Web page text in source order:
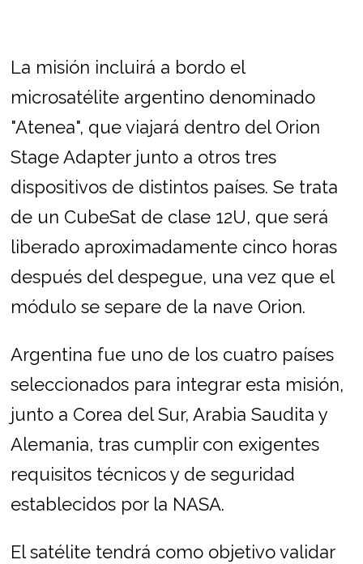
La misión incluirá a bordo el
microsatélite argentino denominado
"Atenea", que viajará dentro del Orion
Stage Adapter junto a otros tres
dispositivos de distintos países. Se trata
de un CubeSat de clase 12U, que será
liberado aproximadamente cinco horas
después del despegue, una vez que el
módulo se separe de la nave Orion.
Argentina fue uno de los cuatro países
seleccionados para integrar esta misión,
junto a Corea del Sur, Arabia Saudita y
Alemania, tras cumplir con exigentes
requisitos técnicos y de seguridad
establecidos por la NASA.
El satélite tendrá como objetivo validar